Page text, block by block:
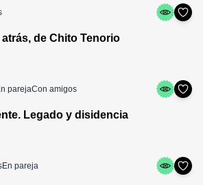
de Chito Tenorio
parejaCon amigos
Legado y disidencia
En pareja